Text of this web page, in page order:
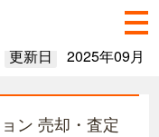
更新日 2025年09月
ン 売却・査定